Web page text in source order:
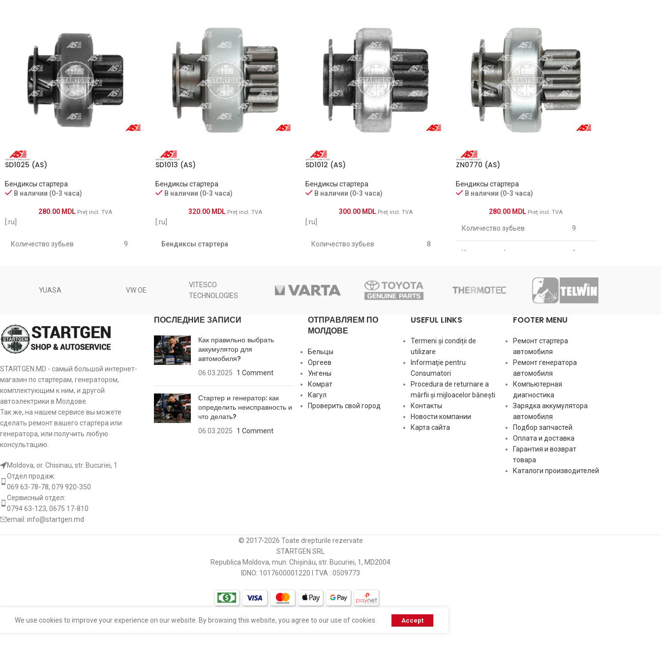
020911335, 020911335A
Valeo
549167
Zen ZN0799, 10107990
СПРАВОЧНЫЙ НОМЕР PRODUCER
0799
ZEN
BOSCH
1006209916 BOSCH
1006210143
1015026
135085
1886
225347
333203
54-9167
WAI / TRANSPO
WAI / TRANSPO
DIXIE
594163 VALEO
SD1025 (AS)
Бендиксы стартера
В наличии (0-3 часа)
280.00 MDL Preț incl. TVA
[:ru]
Количество зубьев 9
Длина [ mm ] 47
Оборот
[:]
SD1013 (AS)
Бендиксы стартера
В наличии (0-3 часа)
320.00 MDL Preț incl. TVA
[:ru]
Бендиксы стартера
Количество фрез [ qty. ]
I.D.1 [ mm ]
O.D.1 [ mm ] 46.00
O.D.2 [ mm ]
L.2 [ mm ]
12.00
46.00
O.D.2 [ mm ] 30.00
SD1012 (AS)
Бендиксы стартера
В наличии (0-3 часа)
300.00 MDL Preț incl. TVA
[:ru]
Количество зубьев 8
Длина [ mm ]
Диаметр зубчатки [ mm ] 28
12
[:]
ZN0770 (AS)
Бендиксы стартера
В наличии (0-3 часа)
280.00 MDL Preț incl. TVA
Количество зубьев 9
Количество фрез 6
45
Диаметр зубчатки [ mm ] 25.8
YUASA VW OE
VITESCO
TECHNOLOGIES
STARTGEN.MD - самый большой интернет-
магазин по стартерам, генератором,
комплектующим к ним, и другой
автоэлектрики в Молдове.
Так же, на нашем сервисе вы можете
сделать ремонт вашего стартера или
генератора, или получить любую
консультацию.
Moldova, or. Chisinau, str. Bucuriei, 1
Отдел продаж:
069 63-78-78, 079 920-350
Сервисный отдел:
0794 63-123, 0675 17-810
email: info@startgen.md
ПОСЛЕДНИЕ ЗАПИСИ
Как правильно выбрать
аккумулятор для
автомобиля?
06.03.2025 1 Comment
Стартер и генератор: как
определить неисправность и
что делать?
06.03.2025 1 Comment
ОТПРАВЛЯЕМ ПО
МОЛДОВЕ
Бельцы
Оргеев
Унгены
Комрат
Кагул
Проверить свой город
USEFUL LINKS
Termeni și condiții de
utilizare
Informaţie pentru
Consumatori
Procedura de returnare a
mărfii și mijloacelor bănești
Контакты
Новости компании
Карта сайта
FOOTER MENU
Ремонт стартера
автомобиля
Ремонт генератора
автомобиля
Компьютерная
диагностика
Зарядка аккумулятора
автомобиля
Подбор запчастей
Оплата и доставка
Гарантия и возврат
товара
Каталоги производителей
© 2017-2026 Toate drepturile rezervate
STARTGEN SRL
Republica Moldova, mun. Chișinău, str. Bucuriei, 1, MD2004
IDNO: 1017600001220 I TVA : 0509773
We use cookies to improve your experience on our website. By browsing this website, you agree to our use of cookies. Accept